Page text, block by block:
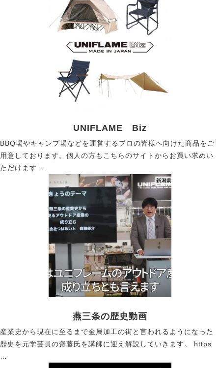
UNIFLAME Biz
BBQ場やキャンプ場などを運営するプロの皆様へ向けた商品をご
用意しております。個人の方もこちらのサイトからお買い求めい
ただけます …
燕三条の歴史動画
産業史から現在に至るまで金属加工の街と言われるようになった
歴史を元学芸員の齋藤氏を講師に迎え解説していきます。 https